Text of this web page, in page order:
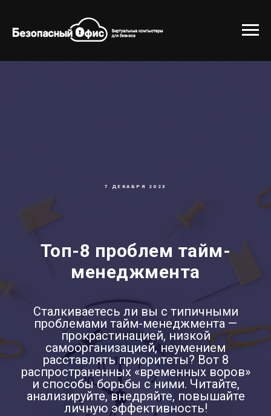
7 ДЕКАБРЯ 2023
Топ-8 проблем тайм-
менеджмента
Сталкиваетесь ли вы с типичными
проблемами тайм-менеджмента —
прокрастинацией, низкой
самоорганизацией, неумением
расставлять приоритеты? Вот 8
распространенных «временных воров»
и способы борьбы с ними. Читайте,
анализируйте, внедряйте, повышайте
личную эффективность!